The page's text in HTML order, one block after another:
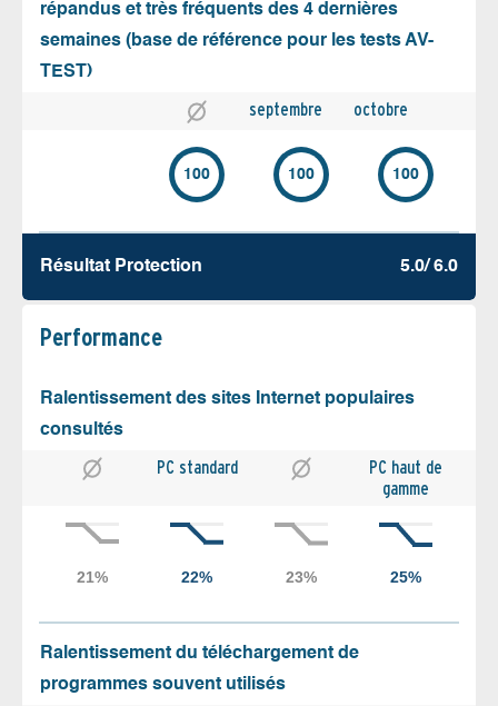
répandus et très fréquents des 4 dernières
semaines (base de référence pour les tests AV-
TEST)
septembre octobre
100 100 100
Résultat Protection 5.0/ 6.0
Performance
Ralentissement des sites Internet populaires
consultés
PC standard
PC haut de
gamme
Ralentissement du téléchargement de
programmes souvent utilisés